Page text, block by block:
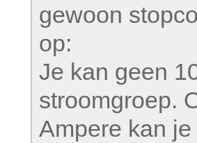
gewoon
op:
Je kan geen
stroomgroep.
Ampere kan je